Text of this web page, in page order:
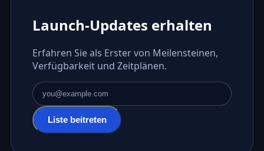
Launch-Updates erhalten
Erfahren Sie als Erster von Meilensteinen,
Verfügbarkeit und Zeitplänen.
E-Mail-Adresse
Liste beitreten